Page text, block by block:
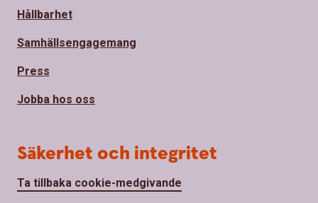
Hållbarhet
Samhällsengagemang
Press
Jobba hos oss
Säkerhet och integritet
Ta tillbaka cookie-medgivande